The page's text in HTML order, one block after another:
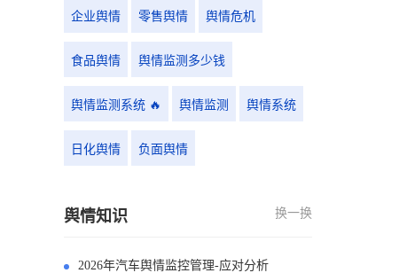
企业舆情 零售舆情 舆情危机
食品舆情 舆情监测多少钱
舆情监测系统 🔥 舆情监测 舆情系统
日化舆情 负面舆情
舆情知识 换一换
2026年汽车舆情监控管理-应对分析